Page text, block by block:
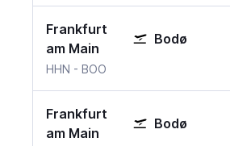
Frankfurt
am Main
Bodø
HHN - BOO
Frankfurt
am Main
Bodø